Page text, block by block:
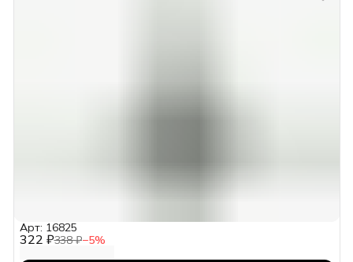
322 ₽338 ₽−5%
Арт: 16825